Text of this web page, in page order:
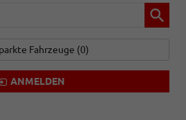
Fahrzeuge (0)
ANMELDEN